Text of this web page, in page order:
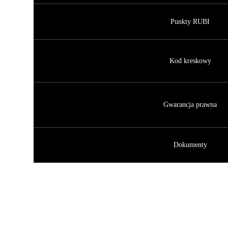
Punkty RUBI
Kod kreskowy
Gwarancja prawna
Dokumenty